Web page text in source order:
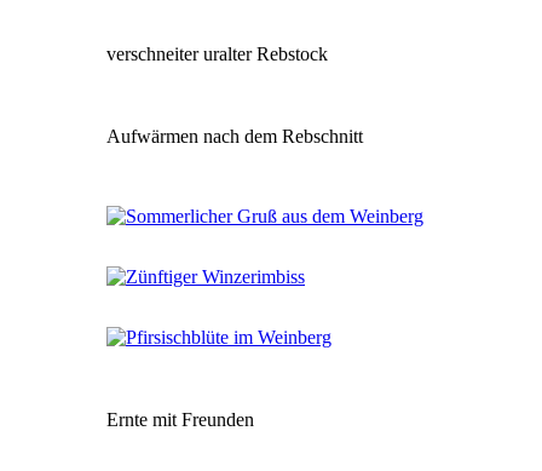
verschneiter uralter Rebstock
Aufwärmen nach dem Rebschnitt
Ernte mit Freunden